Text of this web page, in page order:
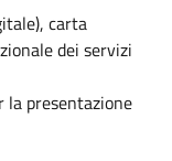
carta
dei servizi
presentazione